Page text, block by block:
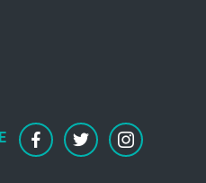
facebooktwitter instagram